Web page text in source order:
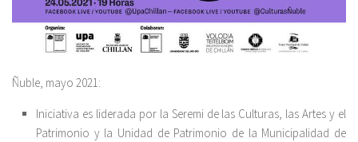
Ñuble, mayo 2021:
Iniciativa es liderada por la Seremi de las Culturas, las Artes y el
Patrimonio y la Unidad de Patrimonio de la Municipalidad de